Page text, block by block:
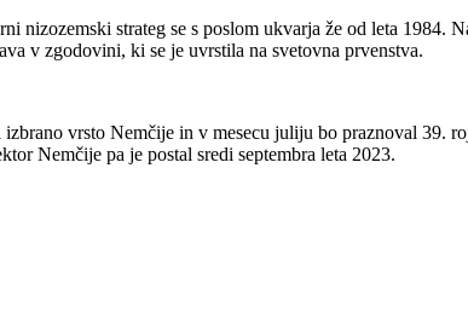
nizozemski strateg se s poslom ukvarja že od leta 1984.
v zgodovini, ki se je uvrstila na svetovna prvenstva.
vrsto Nemčije in v mesecu juliju bo praznoval 39.
Nemčije pa je postal sredi septembra leta 2023.